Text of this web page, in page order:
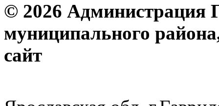
© 2026 Администрация
муниципального